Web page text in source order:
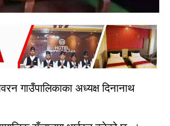
गाउँपालिकाका अध्यक्ष दिनानाथ